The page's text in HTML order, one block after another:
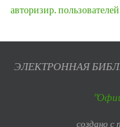
авторизир.
ЭЛЕКТРОННАЯ
создано